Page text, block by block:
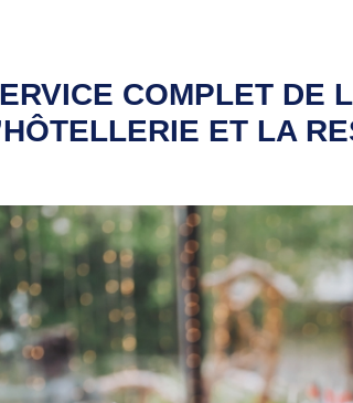
COMPLET DE
ET LA